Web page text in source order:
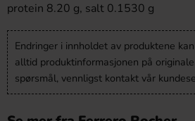
protein 8.20 g, salt 0.1530 g
Endringer i innholdet av produktene
alltid produktinformasjonen på
spørsmål, vennligst kontakt vår